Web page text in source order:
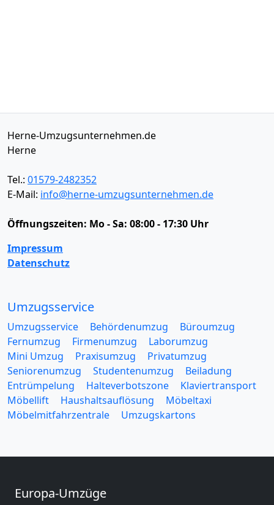
Herne-Umzugsunternehmen.de
Herne
Tel.: 01579-2482352
E-Mail: info@herne-umzugsunternehmen.de
Öffnungszeiten: Mo - Sa: 08:00 - 17:30 Uhr
Impressum
Datenschutz
Umzugsservice
Umzugsservice Behördenumzug
Büroumzug
Fernumzug
Firmenumzug
Laborumzug
Mini Umzug
Praxisumzug
Privatumzug
Seniorenumzug
Studentenumzug
Beiladung
Entrümpelung
Halteverbotszone
Klaviertransport
Möbellift
Haushaltsauflösung
Möbeltaxi
Möbelmitfahrzentrale
Umzugskartons
Europa-Umzüge